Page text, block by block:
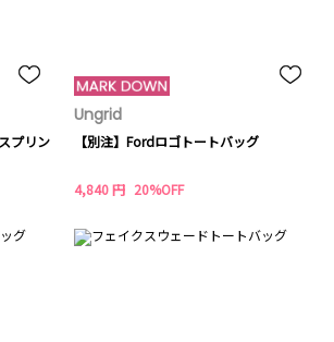
プリン
Ungrid
【別注】Fordロゴトートバッグ
4,840 円 20%OFF